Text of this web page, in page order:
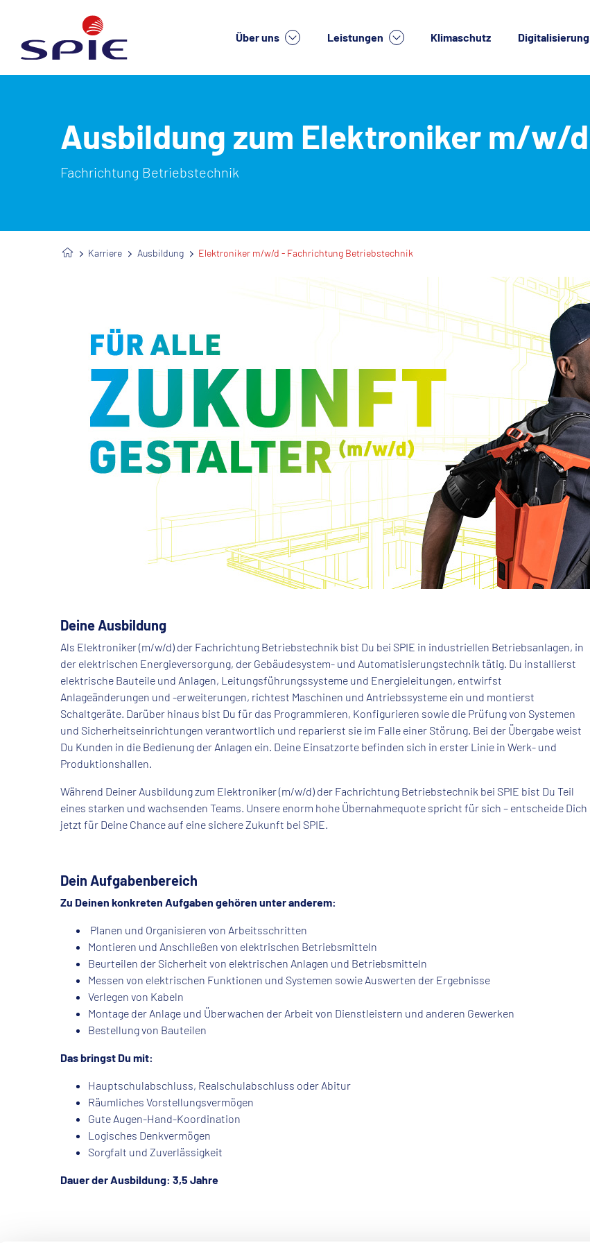
Über uns Leistungen Klimaschutz Digitalisierung
Ausbildung zum Elektroniker m/w/d
Fachrichtung Betriebstechnik
Karriere Ausbildung Elektroniker m/w/d - Fachrichtung Betriebstechnik
Deine Ausbildung
Als Elektroniker (m/w/d) der Fachrichtung Betriebstechnik bist Du bei SPIE in industriellen Betriebsanlagen, in
der elektrischen Energieversorgung, der Gebäudesystem- und Automatisierungstechnik tätig. Du installierst
elektrische Bauteile und Anlagen, Leitungsführungssysteme und Energieleitungen, entwirfst
Anlageänderungen und -erweiterungen, richtest Maschinen und Antriebssysteme ein und montierst
Schaltgeräte. Darüber hinaus bist Du für das Programmieren, Konfigurieren sowie die Prüfung von Systemen
und Sicherheitseinrichtungen verantwortlich und reparierst sie im Falle einer Störung. Bei der Übergabe weist
Du Kunden in die Bedienung der Anlagen ein. Deine Einsatzorte befinden sich in erster Linie in Werk- und
Produktionshallen.
Während Deiner Ausbildung zum Elektroniker (m/w/d) der Fachrichtung Betriebstechnik bei SPIE bist Du Teil
eines starken und wachsenden Teams. Unsere enorm hohe Übernahmequote spricht für sich – entscheide Dich
jetzt für Deine Chance auf eine sichere Zukunft bei SPIE.
Dein Aufgabenbereich
Zu Deinen konkreten Aufgaben gehören unter anderem:
Planen und Organisieren von Arbeitsschritten
Montieren und Anschließen von elektrischen Betriebsmitteln
Beurteilen der Sicherheit von elektrischen Anlagen und Betriebsmitteln
Messen von elektrischen Funktionen und Systemen sowie Auswerten der Ergebnisse
Verlegen von Kabeln
Montage der Anlage und Überwachen der Arbeit von Dienstleistern und anderen Gewerken
Bestellung von Bauteilen
Das bringst Du mit:
Hauptschulabschluss, Realschulabschluss oder Abitur
Räumliches Vorstellungsvermögen
Gute Augen-Hand-Koordination
Logisches Denkvermögen
Sorgfalt und Zuverlässigkeit
Dauer der Ausbildung: 3,5 Jahre